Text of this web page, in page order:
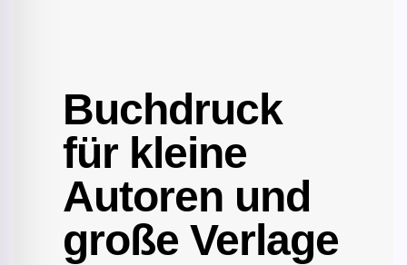
Buchdruck
für kleine
Autoren und
große Verlage